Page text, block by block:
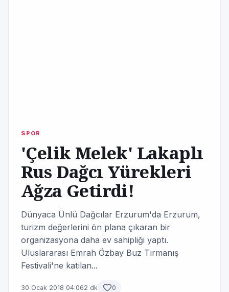
SPOR
'Çelik Melek' Lakaplı
Rus Dağcı Yürekleri
Ağza Getirdi!
Dünyaca Ünlü Dağcılar Erzurum'da Erzurum,
turizm değerlerini ön plana çıkaran bir
organizasyona daha ev sahipliği yaptı.
Uluslararası Emrah Özbay Buz Tırmanış
Festivali'ne katılan...
30 Ocak 2018 04:062 dk 0